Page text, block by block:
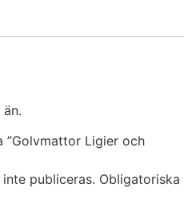
”Golvmattor Ligier och
publiceras. Obligatoriska